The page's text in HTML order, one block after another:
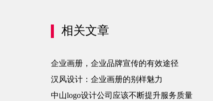
相关文章
企业画册，企业品牌宣传的有效途径
汉风设计：企业画册的别样魅力
中山logo设计公司应该不断提升服务质量